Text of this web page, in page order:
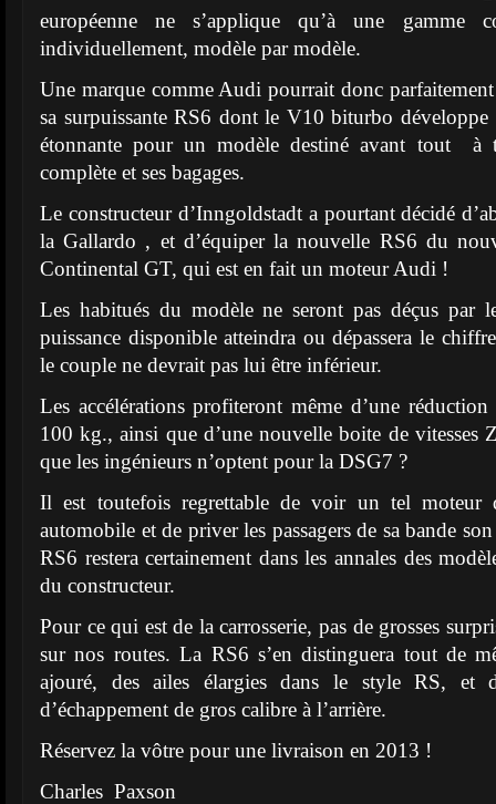
européenne ne s’applique qu’à une gamme
individuellement, modèle par modèle.
Une marque comme Audi pourrait donc
sa surpuissante RS6 dont le V10 biturbo développe
étonnante pour un modèle destiné avant tout à
complète et ses bagages.
Le constructeur d’Inngoldstadt a pourtant décidé
la Gallardo , et d’équiper la nouvelle RS6 du
Continental GT, qui est en fait un moteur Audi !
Les habitués du modèle ne seront pas déçus par
puissance disponible atteindra ou dépassera le
le couple ne devrait pas lui être inférieur.
Les accélérations profiteront même d’une
100 kg., ainsi que d’une nouvelle boite de vitesses
que les ingénieurs n’optent pour la DSG7 ?
Il est toutefois regrettable de voir un tel moteur
automobile et de priver les passagers de sa bande
RS6 restera certainement dans les annales des
du constructeur.
Pour ce qui est de la carrosserie, pas de grosses
sur nos routes. La RS6 s’en distinguera tout de
ajouré, des ailes élargies dans le style RS, et
d’échappement de gros calibre à l’arrière.
Réservez la vôtre pour une livraison en 2013 !
Charles Paxson